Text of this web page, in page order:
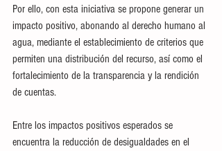
Por ello, con esta iniciativa se propone generar un
impacto positivo, abonando al derecho humano al
agua, mediante el establecimiento de criterios que
permiten una distribución del recurso, así como el
fortalecimiento de la transparencia y la rendición
de cuentas.
Entre los impactos positivos esperados se
encuentra la reducción de desigualdades en el